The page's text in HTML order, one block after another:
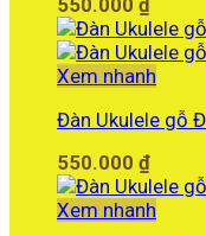
Xem nhanh
Đàn Ukulele gỗ
550.000 ₫
Xem nhanh